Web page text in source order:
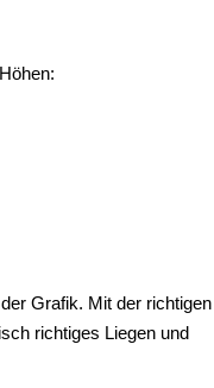
Grafik. Mit der richtigen
richtiges Liegen und